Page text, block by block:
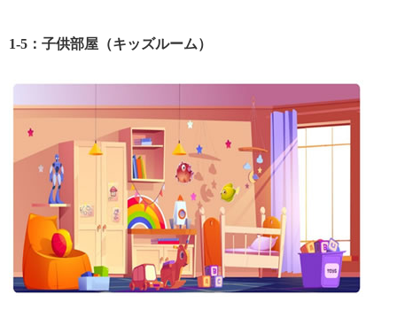
1-5：子供部屋（キッズルーム）